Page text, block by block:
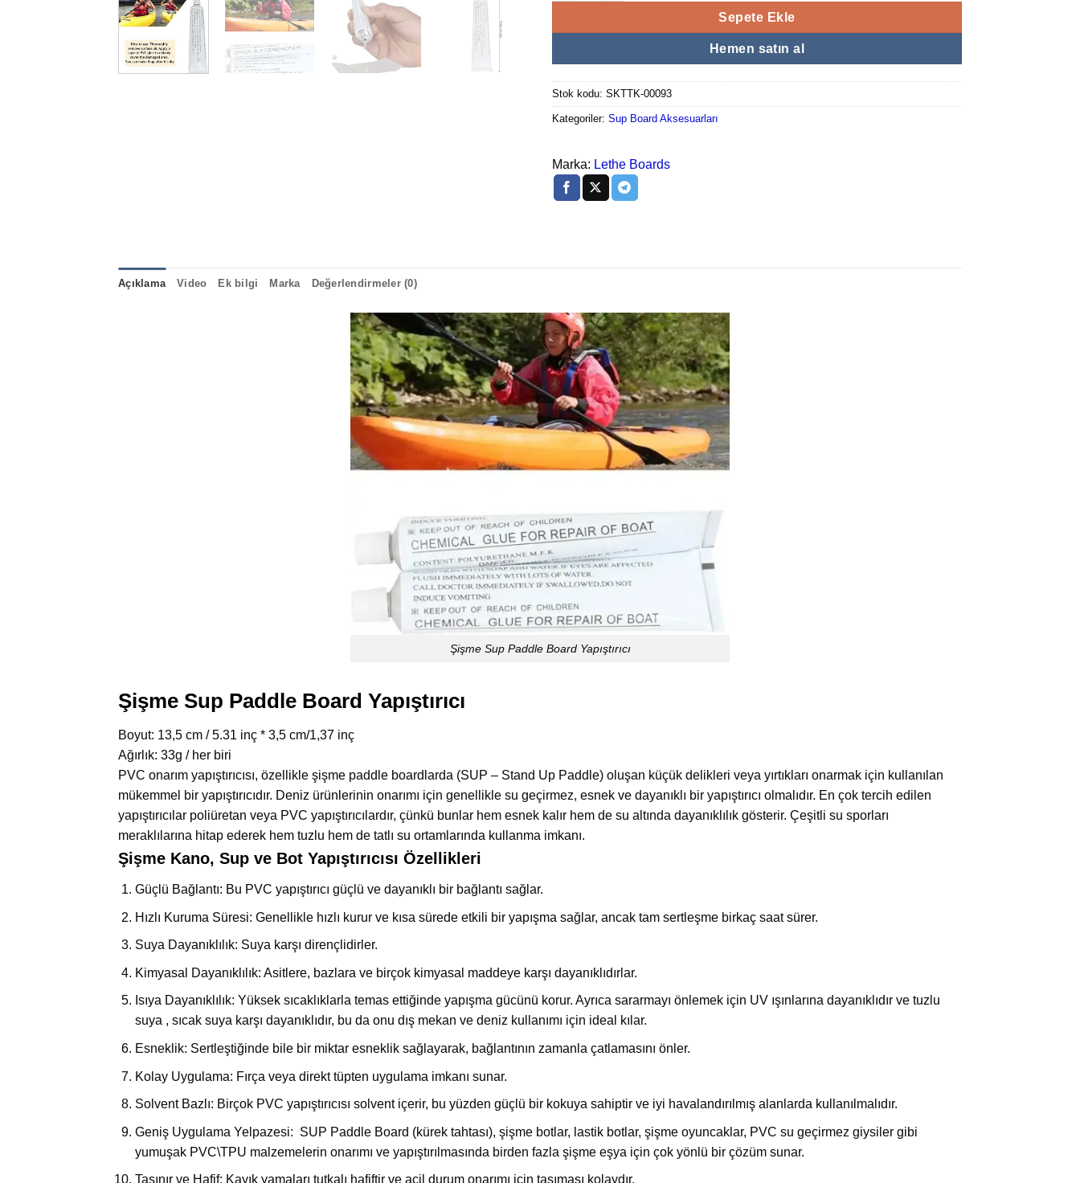
Sepete Ekle
Hemen satın al
Stok kodu: SKTTK-00093
Kategoriler: Sup Board Aksesuarları
Marka: Lethe Boards
Açıklama Video Ek bilgi Marka Değerlendirmeler (0)
Şişme Sup Paddle Board Yapıştırıcı
Şişme Sup Paddle Board Yapıştırıcı
Boyut: 13,5 cm / 5.31 inç * 3,5 cm/1,37 inç
Ağırlık: 33g / her biri
PVC onarım yapıştırıcısı, özellikle şişme paddle boardlarda (SUP – Stand Up Paddle) oluşan küçük delikleri veya yırtıkları onarmak için kullanılan
mükemmel bir yapıştırıcıdır. Deniz ürünlerinin onarımı için genellikle su geçirmez, esnek ve dayanıklı bir yapıştırıcı olmalıdır. En çok tercih edilen
yapıştırıcılar poliüretan veya PVC yapıştırıcılardır, çünkü bunlar hem esnek kalır hem de su altında dayanıklılık gösterir. Çeşitli su sporları
meraklılarına hitap ederek hem tuzlu hem de tatlı su ortamlarında kullanma imkanı.
Şişme Kano, Sup ve Bot Yapıştırıcısı Özellikleri
Güçlü Bağlantı: Bu PVC yapıştırıcı güçlü ve dayanıklı bir bağlantı sağlar.
Hızlı Kuruma Süresi: Genellikle hızlı kurur ve kısa sürede etkili bir yapışma sağlar, ancak tam sertleşme birkaç saat sürer.
Suya Dayanıklılık: Suya karşı dirençlidirler.
Kimyasal Dayanıklılık: Asitlere, bazlara ve birçok kimyasal maddeye karşı dayanıklıdırlar.
Isıya Dayanıklılık: Yüksek sıcaklıklarla temas ettiğinde yapışma gücünü korur. Ayrıca sararmayı önlemek için UV ışınlarına dayanıklıdır ve tuzlu
suya , sıcak suya karşı dayanıklıdır, bu da onu dış mekan ve deniz kullanımı için ideal kılar.
Esneklik: Sertleştiğinde bile bir miktar esneklik sağlayarak, bağlantının zamanla çatlamasını önler.
Kolay Uygulama: Fırça veya direkt tüpten uygulama imkanı sunar.
Solvent Bazlı: Birçok PVC yapıştırıcısı solvent içerir, bu yüzden güçlü bir kokuya sahiptir ve iyi havalandırılmış alanlarda kullanılmalıdır.
Geniş Uygulama Yelpazesi: SUP Paddle Board (kürek tahtası), şişme botlar, lastik botlar, şişme oyuncaklar, PVC su geçirmez giysiler gibi
yumuşak PVC\TPU malzemelerin onarımı ve yapıştırılmasında birden fazla şişme eşya için çok yönlü bir çözüm sunar.
Taşınır ve Hafif: Kayık yamaları tutkalı hafiftir ve acil durum onarımı için taşıması kolaydır.